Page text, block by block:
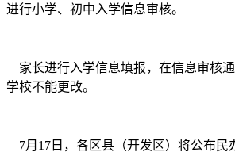
进行小学、初中入学信息审核。
家长进行入学信息填报，在信息审核
学校不能更改。
7月17日，各区县（开发区）将公布民